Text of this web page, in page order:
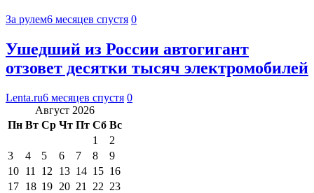
За рулем6 месяцев спустя 0
Ушедший из России автогигант
отзовет десятки тысяч электромобилей
Lenta.ru6 месяцев спустя 0
Август 2026
Пн Вт Ср Чт Пт Сб Вс
1
2
3
4 5 6 7 8
9
10 11 12 13 14 15 16
17 18 19 20 21 22 23